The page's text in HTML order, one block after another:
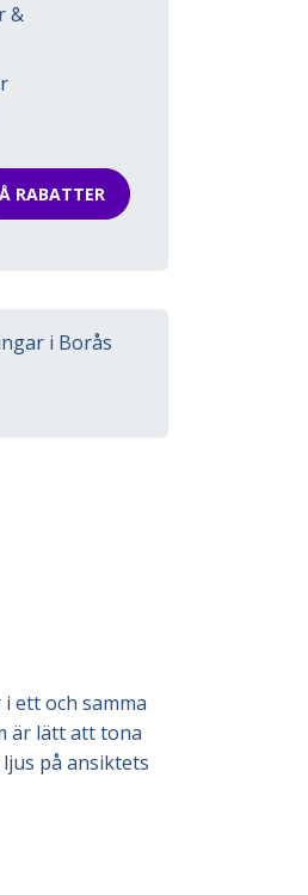
&
RABATTER
i Borås
ett och samma
är lätt att tona
på ansiktets